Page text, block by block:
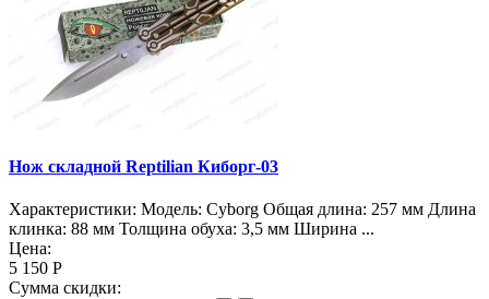
Нож складной Reptilian Киборг-03
Характеристики: Модель: Cyborg Общая длина: 257 мм Длина
клинка: 88 мм Толщина обуха: 3,5 мм Ширина ...
Цена:
5 150 Р
Сумма скидки: